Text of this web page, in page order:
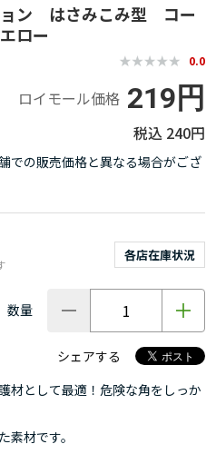
ン はさみこみ型 コー
ロー
0.0
ロイモール価格 219円
240円
での販売価格と異なる場合がござ
各店在庫状況
数量
シェアする
材として最適！危険な角をしっか
材です。